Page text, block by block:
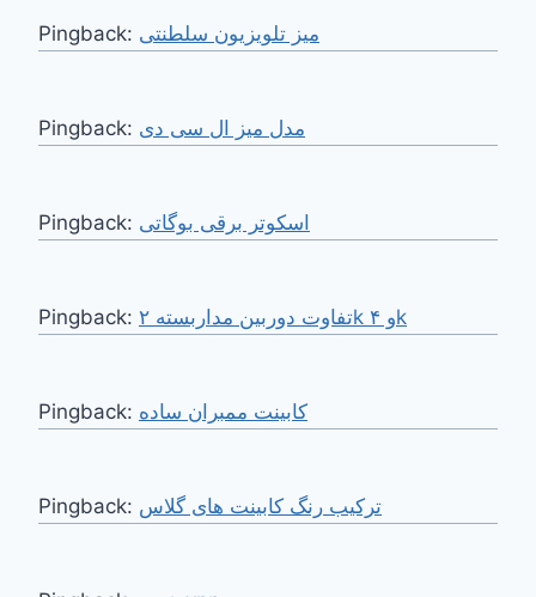
Pingback: میز تلویزیون سلطنتی
Pingback: مدل میز ال سی دی
Pingback: اسکوتر برقی بوگاتی
Pingback: تفاوت دوربین مداربسته ۲k و ۴k
Pingback: کابینت ممبران ساده
Pingback: ترکیب رنگ کابینت های گلاس